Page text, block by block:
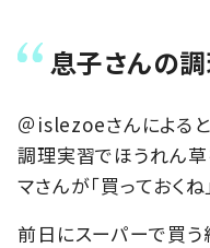
息子さんの
＠islezoeさんによる
調理実習でほうれん草
マさんが「買っておく
前日にスーパーで買う